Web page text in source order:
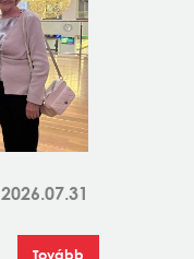
2026.07.31
Tovább